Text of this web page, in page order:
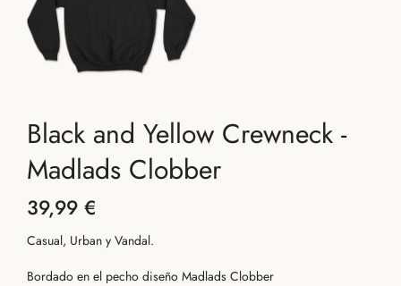
Black and Yellow Crewneck -
Madlads Clobber
39,99 €
Casual, Urban y Vandal.
Bordado en el pecho diseño Madlads Clobber